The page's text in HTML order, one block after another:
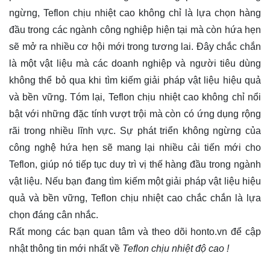
ngừng, Teflon chịu nhiệt cao không chỉ là lựa chọn hàng
đầu trong các ngành công nghiệp hiện tại mà còn hứa hẹn
sẽ mở ra nhiều cơ hội mới trong tương lai. Đây chắc chắn
là một vật liệu mà các doanh nghiệp và người tiêu dùng
không thể bỏ qua khi tìm kiếm giải pháp vật liệu hiệu quả
và bền vững. Tóm lại, Teflon chịu nhiệt cao không chỉ nổi
bật với những đặc tính vượt trội mà còn có ứng dụng rộng
rãi trong nhiều lĩnh vực. Sự phát triển không ngừng của
công nghệ hứa hẹn sẽ mang lại nhiều cải tiến mới cho
Teflon, giúp nó tiếp tục duy trì vị thế hàng đầu trong ngành
vật liệu. Nếu bạn đang tìm kiếm một giải pháp vật liệu hiệu
quả và bền vững, Teflon chịu nhiệt cao chắc chắn là lựa
chọn đáng cân nhắc.
Rất mong các bạn quan tâm và theo dõi honto.vn để cập
nhật thông tin mới nhất về Teflon chịu nhiệt độ cao !